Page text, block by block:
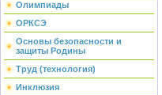
Олимпиады
ОРКСЭ
Основы безопасности и
защиты Родины
Труд (технология)
Инклюзия